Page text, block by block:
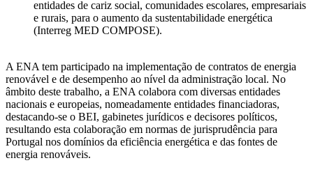
entidades de cariz social, comunidades escolares, empresariais
e rurais, para o aumento da sustentabilidade energética
(Interreg MED COMPOSE).
A ENA tem participado na implementação de contratos de energia
renovável e de desempenho ao nível da administração local. No
âmbito deste trabalho, a ENA colabora com diversas entidades
nacionais e europeias, nomeadamente entidades financiadoras,
destacando-se o BEI, gabinetes jurídicos e decisores políticos,
resultando esta colaboração em normas de jurisprudência para
Portugal nos domínios da eficiência energética e das fontes de
energia renováveis.